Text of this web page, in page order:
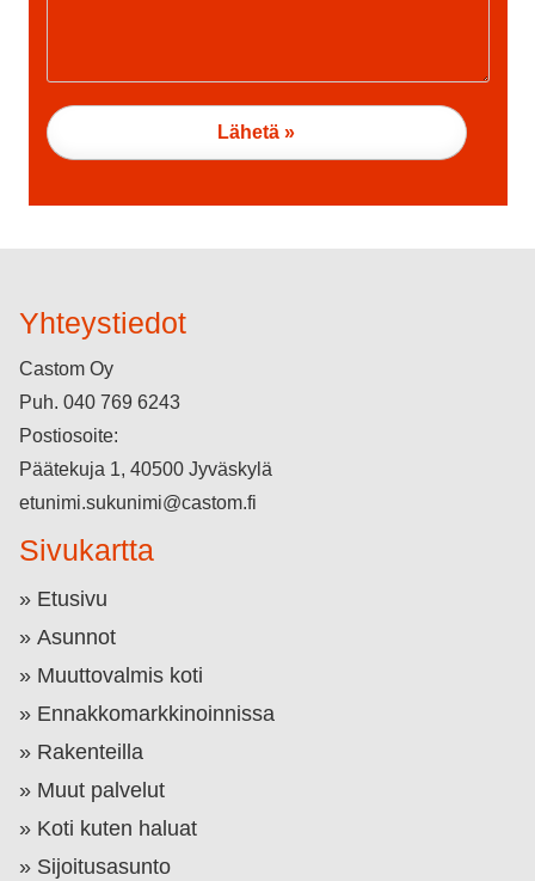
Yhteystiedot
Castom Oy
Puh. 040 769 6243
Postiosoite:
Päätekuja 1, 40500 Jyväskylä
etunimi.sukunimi@castom.fi
Sivukartta
Etusivu
Asunnot
Muuttovalmis koti
Ennakkomarkkinoinnissa
Rakenteilla
Muut palvelut
Koti kuten haluat
Sijoitusasunto